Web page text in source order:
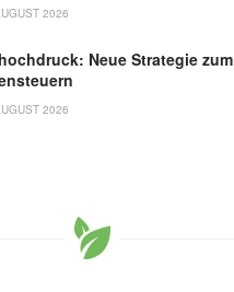
2026
Neue Strategie zum
2026